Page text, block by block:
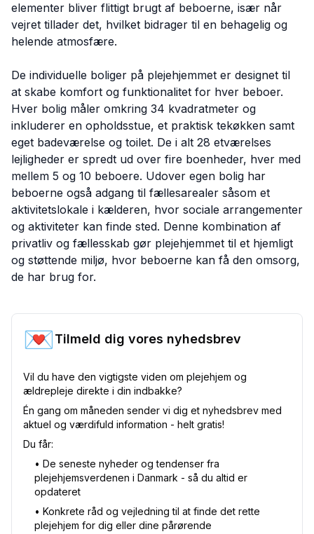
elementer bliver flittigt brugt af beboerne, især når
vejret tillader det, hvilket bidrager til en behagelig og
helende atmosfære.
De individuelle boliger på plejehjemmet er designet til
at skabe komfort og funktionalitet for hver beboer.
Hver bolig måler omkring 34 kvadratmeter og
inkluderer en opholdsstue, et praktisk tekøkken samt
eget badeværelse og toilet. De i alt 28 etværelses
lejligheder er spredt ud over fire boenheder, hver med
mellem 5 og 10 beboere. Udover egen bolig har
beboerne også adgang til fællesarealer såsom et
aktivitetslokale i kælderen, hvor sociale arrangementer
og aktiviteter kan finde sted. Denne kombination af
privatliv og fællesskab gør plejehjemmet til et hjemligt
og støttende miljø, hvor beboerne kan få den omsorg,
de har brug for.
💌Tilmeld dig vores nyhedsbrev
Vil du have den vigtigste viden om plejehjem og
ældrepleje direkte i din indbakke?
Én gang om måneden sender vi dig et nyhedsbrev med
aktuel og værdifuld information - helt gratis!
Du får:
•⁠ De seneste nyheder og tendenser fra
plejehjemsverdenen i Danmark - så du altid er
opdateret
•⁠ Konkrete råd og vejledning til at finde det rette
plejehjem for dig eller dine pårørende